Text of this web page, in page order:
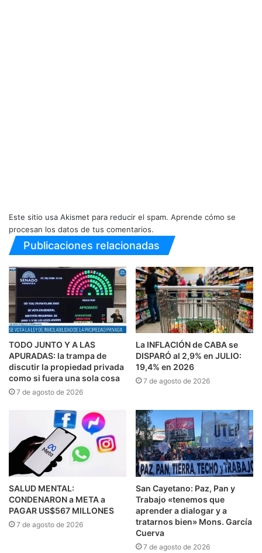
Este sitio usa Akismet para reducir el spam. Aprende cómo se
procesan los datos de tus comentarios.
Publicaciones relacionadas
TODO JUNTO Y A LAS
APURADAS: la trampa de
discutir la propiedad privada
como si fuera una sola cosa
7 de agosto de 2026
La INFLACIÓN de CABA se
DISPARÓ al 2,9% en JULIO:
19,4% en 2026
7 de agosto de 2026
SALUD MENTAL:
CONDENARON a META a
PAGAR US$567 MILLONES
7 de agosto de 2026
San Cayetano: Paz, Pan y
Trabajo «tenemos que
aprender a dialogar y a
tratarnos bien» Mons. García
Cuerva
7 de agosto de 2026